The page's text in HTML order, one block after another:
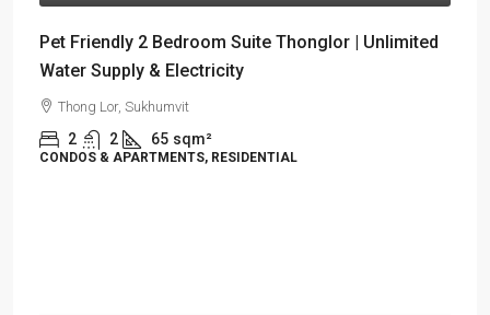
Pet Friendly 2 Bedroom Suite Thonglor | Unlimited
Water Supply & Electricity
Thong Lor, Sukhumvit
2 2 65 sqm²
CONDOS & APARTMENTS, RESIDENTIAL